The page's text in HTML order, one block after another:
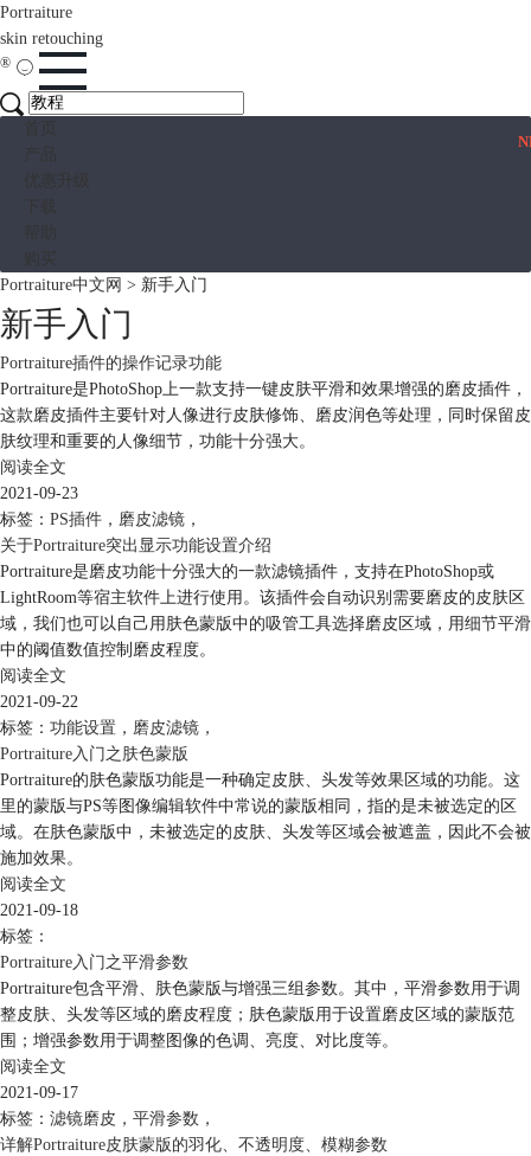
Portraiture
skin retouching
®
Portraiture中文网 > 新手入门
新手入门
Portraiture插件的操作记录功能
Portraiture是PhotoShop上一款支持一键皮肤平滑和效果增强的磨皮插件，
这款磨皮插件主要针对人像进行皮肤修饰、磨皮润色等处理，同时保留皮
肤纹理和重要的人像细节，功能十分强大。
阅读全文
2021-09-23
标签： PS插件 ， 磨皮滤镜 ，
关于Portraiture突出显示功能设置介绍
Portraiture是磨皮功能十分强大的一款滤镜插件，支持在PhotoShop或
LightRoom等宿主软件上进行使用。该插件会自动识别需要磨皮的皮肤区
域，我们也可以自己用肤色蒙版中的吸管工具选择磨皮区域，用细节平滑
中的阈值数值控制磨皮程度。
阅读全文
2021-09-22
标签： 功能设置 ， 磨皮滤镜 ，
Portraiture入门之肤色蒙版
Portraiture的肤色蒙版功能是一种确定皮肤、头发等效果区域的功能。这
里的蒙版与PS等图像编辑软件中常说的蒙版相同，指的是未被选定的区
域。在肤色蒙版中，未被选定的皮肤、头发等区域会被遮盖，因此不会被
施加效果。
阅读全文
2021-09-18
标签：
Portraiture入门之平滑参数
Portraiture包含平滑、肤色蒙版与增强三组参数。其中，平滑参数用于调
整皮肤、头发等区域的磨皮程度；肤色蒙版用于设置磨皮区域的蒙版范
围；增强参数用于调整图像的色调、亮度、对比度等。
阅读全文
2021-09-17
标签： 滤镜磨皮 ， 平滑参数 ，
详解Portraiture皮肤蒙版的羽化、不透明度、模糊参数